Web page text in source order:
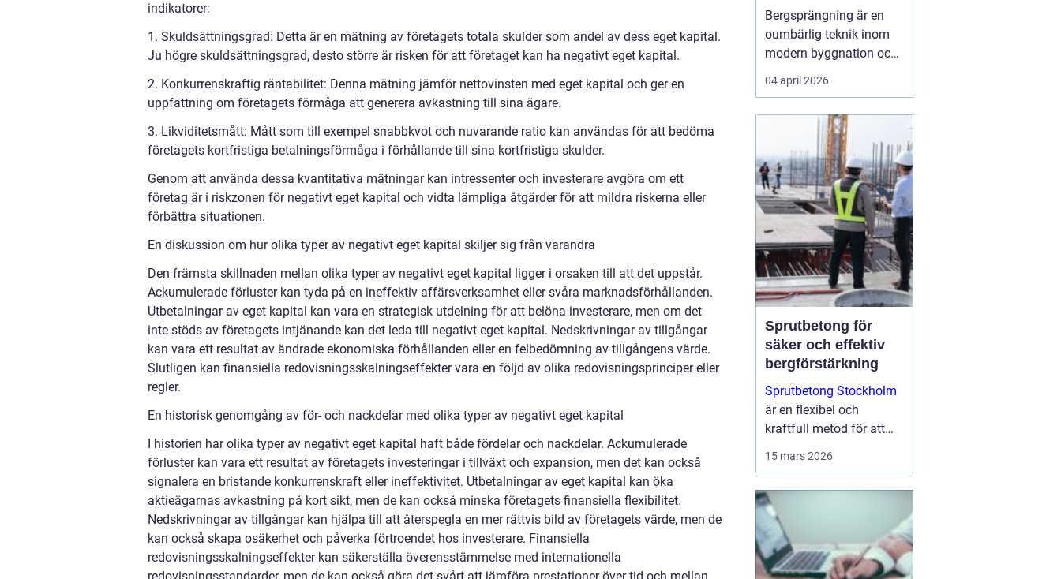
indikatorer:
1. Skuldsättningsgrad: Detta är en mätning av företagets totala skulder som andel av dess eget kapital.
Ju högre skuldsättningsgrad, desto större är risken för att företaget kan ha negativt eget kapital.
2. Konkurrenskraftig räntabilitet: Denna mätning jämför nettovinsten med eget kapital och ger en
uppfattning om företagets förmåga att generera avkastning till sina ägare.
3. Likviditetsmått: Mått som till exempel snabbkvot och nuvarande ratio kan användas för att bedöma
företagets kortfristiga betalningsförmåga i förhållande till sina kortfristiga skulder.
Genom att använda dessa kvantitativa mätningar kan intressenter och investerare avgöra om ett
företag är i riskzonen för negativt eget kapital och vidta lämpliga åtgärder för att mildra riskerna eller
förbättra situationen.
En diskussion om hur olika typer av negativt eget kapital skiljer sig från varandra
Den främsta skillnaden mellan olika typer av negativt eget kapital ligger i orsaken till att det uppstår.
Ackumulerade förluster kan tyda på en ineffektiv affärsverksamhet eller svåra marknadsförhållanden.
Utbetalningar av eget kapital kan vara en strategisk utdelning för att belöna investerare, men om det
inte stöds av företagets intjänande kan det leda till negativt eget kapital. Nedskrivningar av tillgångar
kan vara ett resultat av ändrade ekonomiska förhållanden eller en felbedömning av tillgångens värde.
Slutligen kan finansiella redovisningsskalningseffekter vara en följd av olika redovisningsprinciper eller
regler.
En historisk genomgång av för- och nackdelar med olika typer av negativt eget kapital
I historien har olika typer av negativt eget kapital haft både fördelar och nackdelar. Ackumulerade
förluster kan vara ett resultat av företagets investeringar i tillväxt och expansion, men det kan också
signalera en bristande konkurrenskraft eller ineffektivitet. Utbetalningar av eget kapital kan öka
aktieägarnas avkastning på kort sikt, men de kan också minska företagets finansiella flexibilitet.
Nedskrivningar av tillgångar kan hjälpa till att återspegla en mer rättvis bild av företagets värde, men de
kan också skapa osäkerhet och påverka förtroendet hos investerare. Finansiella
redovisningsskalningseffekter kan säkerställa överensstämmelse med internationella
redovisningsstandarder, men de kan också göra det svårt att jämföra prestationer över tid och mellan
infrastruktur
Bergsprängning är en
oumbärlig teknik inom
modern byggnation och
infrastrukturella
framsteg. När det krävs
berg för att bana väg för
vägar, tunnlar eller
fundament, så...
04 april 2026
Sprutbetong för
säker och effektiv
bergförstärkning
Sprutbetong Stockholm
är en flexibel och
kraftfull metod för att
15 mars 2026